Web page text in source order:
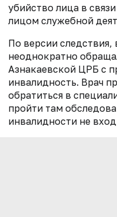
убийство лица в
лицом служебной
По версии
неоднократно
Азнакаевской ЦРБ с
инвалидность. Врач
обратиться в
пройти там
инвалидности не